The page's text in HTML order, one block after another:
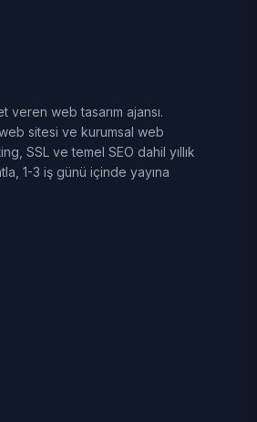
web tasarım ajansı.
sitesi ve kurumsal web
SSL ve temel SEO dahil yıllık
1-3 iş günü içinde yayına